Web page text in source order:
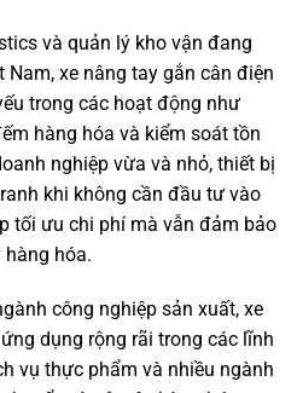
và quản lý kho vận đang
xe nâng tay gắn cân điện
trong các hoạt động như
hàng hóa và kiểm soát tồn
nghiệp vừa và nhỏ, thiết bị
khi không cần đầu tư vào
tối ưu chi phí mà vẫn đảm bảo
hóa.
công nghiệp sản xuất, xe
dụng rộng rãi trong các lĩnh
vụ thực phẩm và nhiều ngành